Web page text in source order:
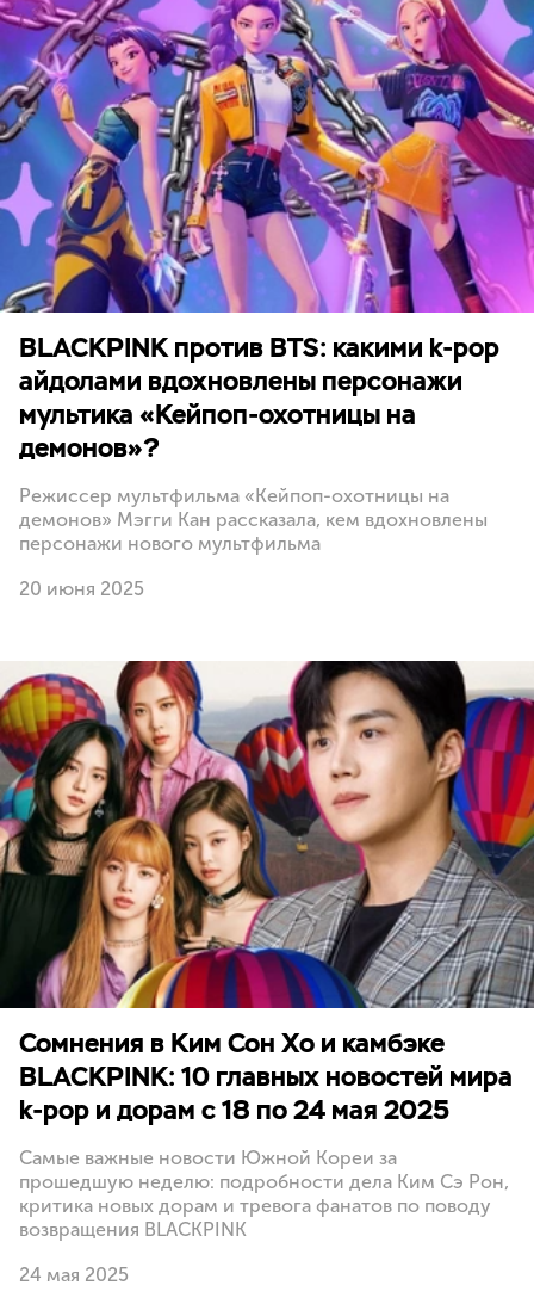
BLACKPINK против BTS: какими k-pop
айдолами вдохновлены персонажи
мультика «Кейпоп-охотницы на
демонов»?
Режиссер мультфильма «Кейпоп-охотницы на
демонов» Мэгги Кан рассказала, кем вдохновлены
персонажи нового мультфильма
20 июня 2025
Сомнения в Ким Сон Хо и камбэке
BLACKPINK: 10 главных новостей мира
k-pop и дорам с 18 по 24 мая 2025
Самые важные новости Южной Кореи за
прошедшую неделю: подробности дела Ким Сэ Рон,
критика новых дорам и тревога фанатов по поводу
возвращения BLACKPINK
24 мая 2025